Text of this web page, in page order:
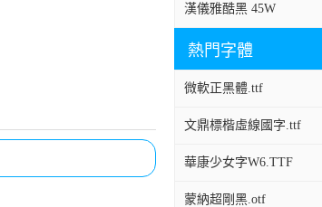
漢儀雅酷黑 45W
熱門字體
微軟正黑體.ttf
文鼎標楷虛線國字.ttf
華康少女字W6.TTF
蒙納超剛黑.otf